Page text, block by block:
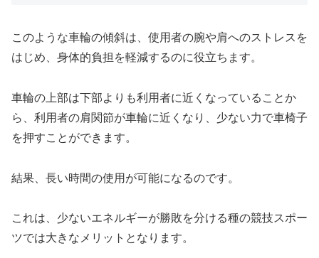
このような車輪の傾斜は、使用者の腕や肩へのストレスを
はじめ、身体的負担を軽減するのに役立ちます。
車輪の上部は下部よりも利用者に近くなっていることか
ら、利用者の肩関節が車輪に近くなり、少ない力で車椅子
を押すことができます。
結果、長い時間の使用が可能になるのです。
これは、少ないエネルギーが勝敗を分ける種の競技スポー
ツでは大きなメリットとなります。